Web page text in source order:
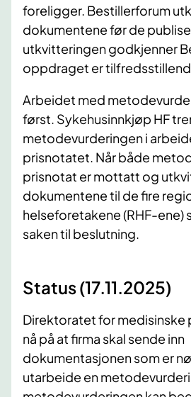
foreligger. Bestillerforum
dokumentene før de
utkvitteringen godkjenner
oppdraget er
Arbeidet med
først. Sykehusinnkjøp HF
metodevurderingen i
prisnotatet. Når både
prisnotat er mottatt og
dokumentene til de fire
helseforetakene (RHF-ene)
saken til beslutning.
Status (17.11.2025)
Direktoratet for medisinske
nå på at firma skal sende inn
dokumentasjonen som er
utarbeide en